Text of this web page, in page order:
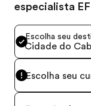
especialista EF
Escolha seu
Cidade do
Escolha seu